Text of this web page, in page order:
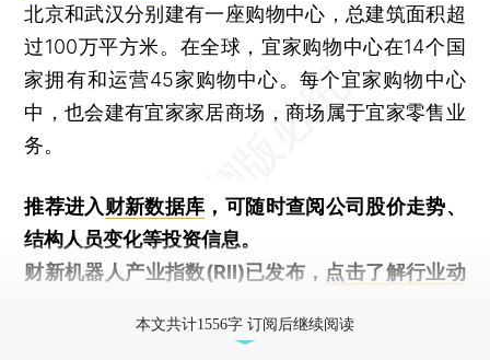
北京和武汉分别建有一座购物中心，总建筑面积超
过100万平方米。在全球，宜家购物中心在14个国
家拥有和运营45家购物中心。每个宜家购物中心
中，也会建有宜家家居商场，商场属于宜家零售业
务。
推荐进入财新数据库 ，可随时查阅公司股价走势、
结构人员变化等投资信息。
财新机器人产业指数(RII)已发布， 点击了解行业动
本文共计1556字 订阅后继续阅读